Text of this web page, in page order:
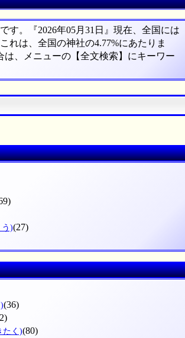
す。『2026年05月31日』現在、全国には
れは、全国の神社の4.77%にあたりま
、メニューの【全文検索】にキーワー
う)(27)
(36)
たく)(80)